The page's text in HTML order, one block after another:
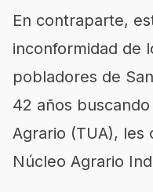
En contraparte,
inconformidad de
pobladores de
42 años buscando
Agrario (TUA), les
Núcleo Agrario